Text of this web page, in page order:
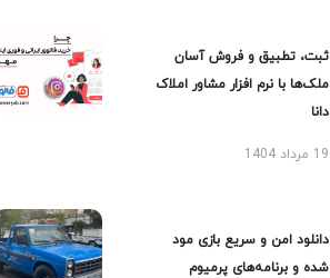
ثبت، تطبیق و فروش آسان
ملک‌ها با نرم افزار مشاور املاک
دانا
19 مرداد 1404
دانلود امن و سریع بازی مود
شده و برنامه‌های پرمیوم